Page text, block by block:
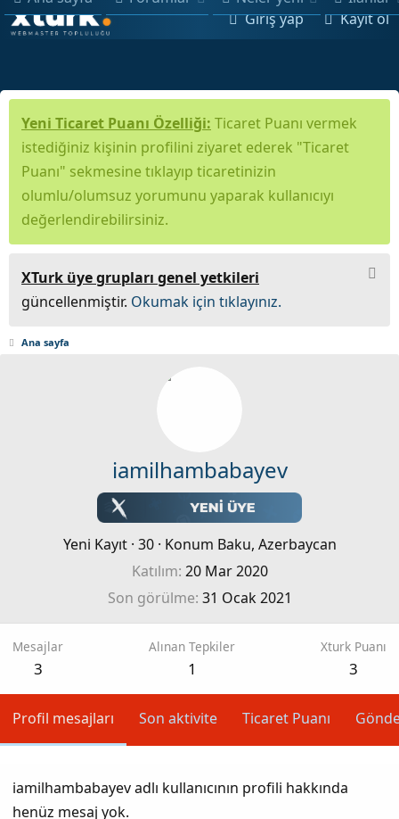
Giriş yap Kayıt ol
Yeni Ticaret Puanı Özelliği: Ticaret Puanı vermek
istediğiniz kişinin profilini ziyaret ederek "Ticaret
Puanı" sekmesine tıklayıp ticaretinizin
olumlu/olumsuz yorumunu yaparak kullanıcıyı
değerlendirebilirsiniz.
XTurk üye grupları genel yetkileri
güncellenmiştir. Okumak için tıklayınız.
Ana sayfa
iamilhambabayev
Yeni Kayıt · 30 · Konum Baku, Azerbaycan
Katılım 20 Mar 2020
Son görülme 31 Ocak 2021
Mesajlar
3
Alınan Tepkiler
1
Xturk Puanı
3
Profil mesajları Son aktivite Ticaret Puanı
iamilhambabayev adlı kullanıcının profili hakkında
henüz mesaj yok.